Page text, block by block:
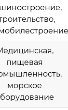
пищевая
морское